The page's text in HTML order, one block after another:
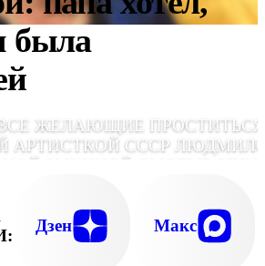
была
ЖЕЛАЮЩИЕ
АРТИСТКОЙ СССР
ЗЫКИНОЙ СМОГУТ
УСОПШЕЙ С ПОЛУДНЯ 3
ДО УТРА 4
Дзен Макс